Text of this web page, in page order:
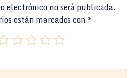
electrónico no será publicada.
están marcados con *